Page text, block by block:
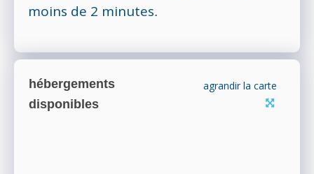
moins de 2 minutes.
hébergements
disponibles
agrandir la carte